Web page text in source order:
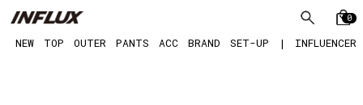
0
NEW TOP OUTER PANTS ACC BRAND SET-UP | INFLUENCER